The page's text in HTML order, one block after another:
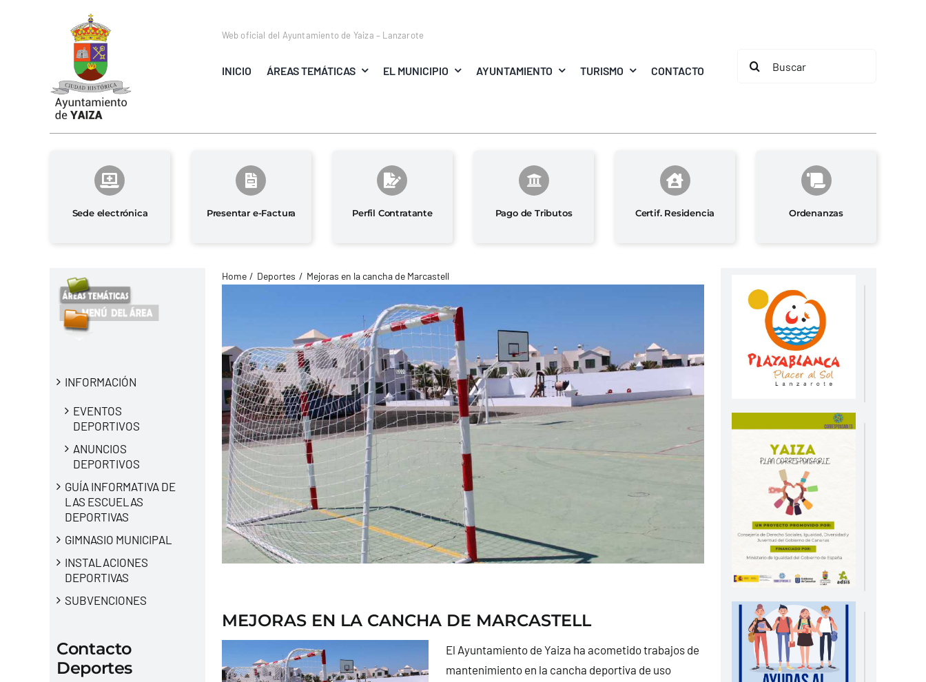
Web oficial del Ayuntamiento de Yaiza – Lanzarote
INICIO ÁREAS TEMÁTICAS EL MUNICIPIO AYUNTAMIENTO TURISMO CONTACTO
Buscar:
Sede electrónica Presentar e-Factura Perfil Contratante Pago de Tributos Certif. Residencia Ordenanzas
INFORMACIÓN
EVENTOS
DEPORTIVOS
ANUNCIOS
DEPORTIVOS
GUÍA INFORMATIVA DE
LAS ESCUELAS
DEPORTIVAS
GIMNASIO MUNICIPAL
INSTALACIONES
DEPORTIVAS
SUBVENCIONES
Contacto
Deportes
Home Deportes Mejoras en la cancha de Marcastell
MEJORAS EN LA CANCHA DE MARCASTELL
El Ayuntamiento de Yaiza ha acometido trabajos de
mantenimiento en la cancha deportiva de uso